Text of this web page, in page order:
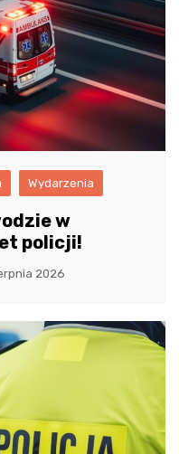
Wydarzenia
w
policji!
2026